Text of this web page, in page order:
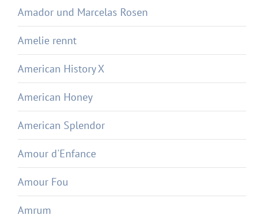
Amador und Marcelas Rosen
Amelie rennt
American History X
American Honey
American Splendor
Amour d'Enfance
Amour Fou
Amrum